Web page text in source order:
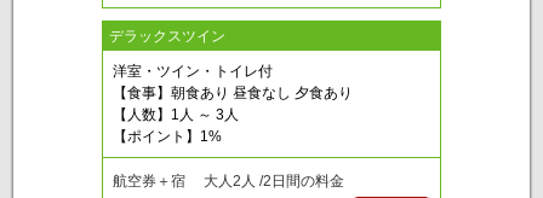
デラックスツイン
洋室・ツイン・トイレ付
【食事】朝食あり 昼食なし 夕食あり
【人数】1人 ～ 3人
【ポイント】1%
航空券＋宿 大人2人 /2日間の料金